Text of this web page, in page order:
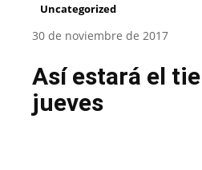
Uncategorized
30 de noviembre de 2017
Así estará el
jueves